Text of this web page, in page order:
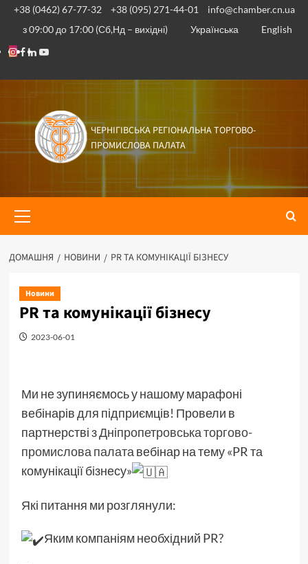
Перейти
вмісту
+38 (0462) 67-77-32 +38 (095) 271-44-01
info@chamber.cn.ua
з 09:00 до 17:00 (Сб,Нд – вихідні)
Українська
English
Instagram
Facebook
Linkedin
Youtube
ЧЕРНІГІВСЬКА РЕГІОНАЛЬНА ТОРГОВО-
ПРОМИСЛОВА ПАЛАТА
меню
ДОМАШНЯ НОВИНИ PR ТА КОМУНІКАЦІЇ БІЗНЕСУ
Новини
PR та комунікації бізнесу
2023-06-01
Ми не зупиняємось у нашому марафоні
вебінарів для підприємців! Провели в
партнерстві зДніпропетровська торгово-
промислова палата вебінар на тему «PR та
комунікації бізнесу»
Які питання ми розглянули:
Яким компаніям необхідний PR?